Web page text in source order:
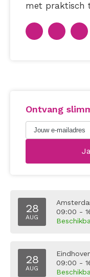
met praktisch
Ontvang
28
AUG
09:00 -
28
AUG
09:00 -